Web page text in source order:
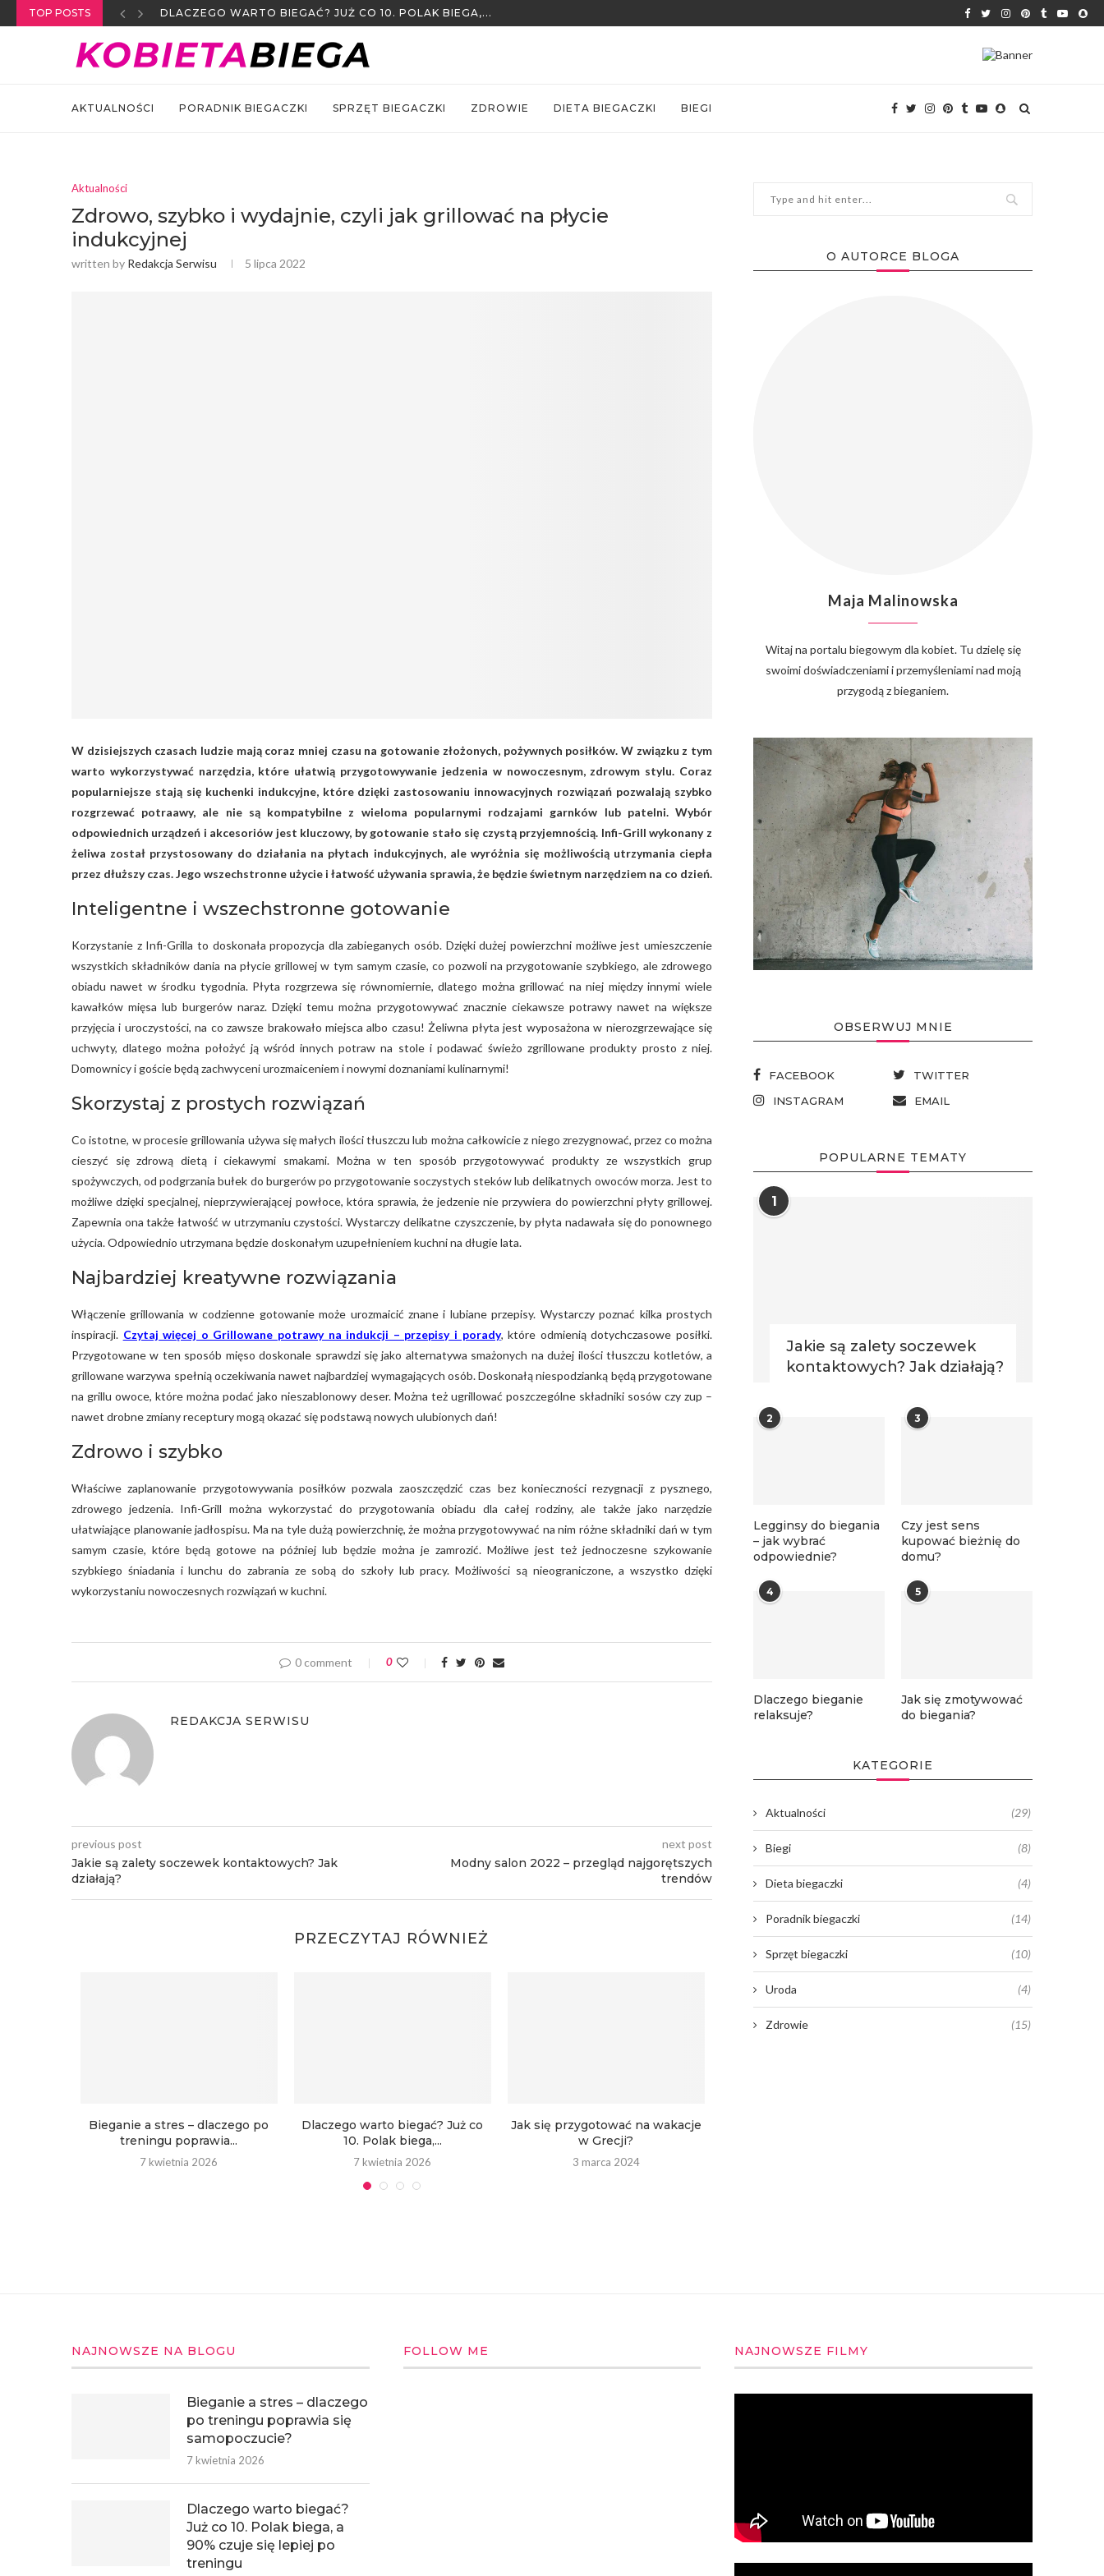
TOP POSTS NA CZYM POLEGA LECZENIE ORTODONTYCZNE?
AKTUALNOŚCI PORADNIK BIEGACZKI SPRZĘT BIEGACZKI ZDROWIE DIETA BIEGACZKI BIEGI
Aktualności
Zdrowo, szybko i wydajnie, czyli jak grillować na płycie
indukcyjnej
written by Redakcja Serwisu 5 lipca 2022
W dzisiejszych czasach ludzie mają coraz mniej czasu na gotowanie złożonych, pożywnych posiłków. W związku z tym
warto wykorzystywać narzędzia, które ułatwią przygotowywanie jedzenia w nowoczesnym, zdrowym stylu. Coraz
popularniejsze stają się kuchenki indukcyjne, które dzięki zastosowaniu innowacyjnych rozwiązań pozwalają szybko
rozgrzewać potraawy, ale nie są kompatybilne z wieloma popularnymi rodzajami garnków lub patelni. Wybór
odpowiednich urządzeń i akcesoriów jest kluczowy, by gotowanie stało się czystą przyjemnością. Infi-Grill wykonany z
żeliwa został przystosowany do działania na płytach indukcyjnych, ale wyróżnia się możliwością utrzymania ciepła
przez dłuższy czas. Jego wszechstronne użycie i łatwość używania sprawia, że będzie świetnym narzędziem na co dzień.
Inteligentne i wszechstronne gotowanie
Korzystanie z Infi-Grilla to doskonała propozycja dla zabieganych osób. Dzięki dużej powierzchni możliwe jest umieszczenie
wszystkich składników dania na płycie grillowej w tym samym czasie, co pozwoli na przygotowanie szybkiego, ale zdrowego
obiadu nawet w środku tygodnia. Płyta rozgrzewa się równomiernie, dlatego można grillować na niej między innymi wiele
kawałków mięsa lub burgerów naraz. Dzięki temu można przygotowywać znacznie ciekawsze potrawy nawet na większe
przyjęcia i uroczystości, na co zawsze brakowało miejsca albo czasu! Żeliwna płyta jest wyposażona w nierozgrzewające się
uchwyty, dlatego można położyć ją wśród innych potraw na stole i podawać świeżo zgrillowane produkty prosto z niej.
Domownicy i goście będą zachwyceni urozmaiceniem i nowymi doznaniami kulinarnymi!
Skorzystaj z prostych rozwiązań
Co istotne, w procesie grillowania używa się małych ilości tłuszczu lub można całkowicie z niego zrezygnować, przez co można
cieszyć się zdrową dietą i ciekawymi smakami. Można w ten sposób przygotowywać produkty ze wszystkich grup
spożywczych, od podgrzania bułek do burgerów po przygotowanie soczystych steków lub delikatnych owoców morza. Jest to
możliwe dzięki specjalnej, nieprzywierającej powłoce, która sprawia, że jedzenie nie przywiera do powierzchni płyty grillowej.
Zapewnia ona także łatwość w utrzymaniu czystości. Wystarczy delikatne czyszczenie, by płyta nadawała się do ponownego
użycia. Odpowiednio utrzymana będzie doskonałym uzupełnieniem kuchni na długie lata.
Najbardziej kreatywne rozwiązania
Włączenie grillowania w codzienne gotowanie może urozmaicić znane i lubiane przepisy. Wystarczy poznać kilka prostych
inspiracji. Czytaj więcej o Grillowane potrawy na indukcji – przepisy i porady, które odmienią dotychczasowe posiłki.
Przygotowane w ten sposób mięso doskonale sprawdzi się jako alternatywa smażonych na dużej ilości tłuszczu kotletów, a
grillowane warzywa spełnią oczekiwania nawet najbardziej wymagających osób. Doskonałą niespodzianką będą przygotowane
na grillu owoce, które można podać jako nieszablonowy deser. Można też ugrillować poszczególne składniki sosów czy zup –
nawet drobne zmiany receptury mogą okazać się podstawą nowych ulubionych dań!
Zdrowo i szybko
Właściwe zaplanowanie przygotowywania posiłków pozwala zaoszczędzić czas bez konieczności rezygnacji z pysznego,
zdrowego jedzenia. Infi-Grill można wykorzystać do przygotowania obiadu dla całej rodziny, ale także jako narzędzie
ułatwiające planowanie jadłospisu. Ma na tyle dużą powierzchnię, że można przygotowywać na nim różne składniki dań w tym
samym czasie, które będą gotowe na później lub będzie można je zamrozić. Możliwe jest też jednoczesne szykowanie
szybkiego śniadania i lunchu do zabrania ze sobą do szkoły lub pracy. Możliwości są nieograniczone, a wszystko dzięki
wykorzystaniu nowoczesnych rozwiązań w kuchni.
0 comment 0
REDAKCJA SERWISU
previous post
Jakie są zalety soczewek kontaktowych? Jak
działają?
next post
Modny salon 2022 – przegląd najgorętszych
trendów
PRZECZYTAJ RÓWNIEŻ
Bieganie a stres – dlaczego po
treningu poprawia...
7 kwietnia 2026
Dlaczego warto biegać? Już co
10. Polak biega,...
7 kwietnia 2026
Jak się przygotować na wakacje
w Grecji?
3 marca 2024
O AUTORCE BLOGA
Maja Malinowska
Witaj na portalu biegowym dla kobiet. Tu dzielę się
swoimi doświadczeniami i przemyśleniami nad moją
przygodą z bieganiem.
OBSERWUJ MNIE
FACEBOOK
TWITTER
INSTAGRAM
EMAIL
POPULARNE TEMATY
1
Jakie są zalety soczewek
kontaktowych? Jak działają?
2
Legginsy do biegania
– jak wybrać
odpowiednie?
3
Czy jest sens
kupować bieżnię do
domu?
4
Dlaczego bieganie
relaksuje?
5
Jak się zmotywować
do biegania?
KATEGORIE
Aktualności (29)
Biegi (8)
Dieta biegaczki (4)
Poradnik biegaczki (14)
Sprzęt biegaczki (10)
Uroda (4)
Zdrowie (15)
NAJNOWSZE NA BLOGU
Bieganie a stres – dlaczego
po treningu poprawia się
samopoczucie?
7 kwietnia 2026
Dlaczego warto biegać?
Już co 10. Polak biega, a
90% czuje się lepiej po
treningu
FOLLOW ME NAJNOWSZE FILMY